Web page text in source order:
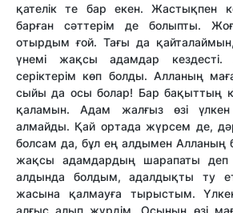
қателік те бар екен. Жастықпен
барған сәттерім де болыпты.
отырдым ғой. Тағы да
үнемі жақсы адамдар кездесті.
серіктерім көп болды. Алланың
сыйы да осы болар! Бар бақыттың
қаламын. Адам жалғыз өзі
алмайды. Қай ортада жүрсем де,
болсам да, бұл ең алдымен Алланың
жақсы адамдардың шарапаты деп
алдында болдым, адалдықты ту
жасына қалмауға тырыстым.
алғыс алып жүрдім. Осының өзі